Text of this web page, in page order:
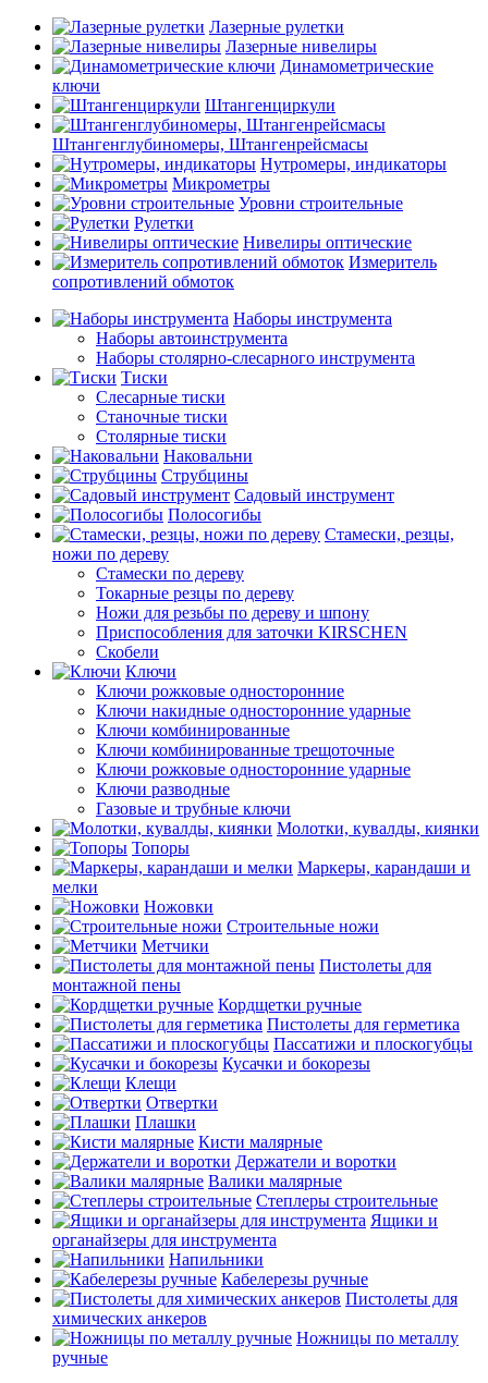
Лазерные рулетки
Лазерные нивелиры
Динамометрические
ключи
Штангенциркули
Штангенглубиномеры, Штангенрейсмасы
Нутромеры, индикаторы
Микрометры
Уровни строительные
Рулетки
Нивелиры оптические
Измеритель
сопротивлений обмоток
Наборы инструмента
Наборы автоинструмента
Наборы столярно-слесарного инструмента
Тиски
Слесарные тиски
Станочные тиски
Столярные тиски
Наковальни
Струбцины
Садовый инструмент
Полосогибы
Стамески, резцы,
ножи по дереву
Стамески по дереву
Токарные резцы по дереву
Ножи для резьбы по дереву и шпону
Приспособления для заточки KIRSCHEN
Скобели
Ключи
Ключи рожковые односторонние
Ключи накидные односторонние ударные
Ключи комбинированные
Ключи комбинированные трещоточные
Ключи рожковые односторонние ударные
Ключи разводные
Газовые и трубные ключи
Молотки, кувалды, киянки
Топоры
Маркеры, карандаши и
мелки
Ножовки
Строительные ножи
Метчики
Пистолеты для
монтажной пены
Кордщетки ручные
Пистолеты для герметика
Пассатижи и плоскогубцы
Кусачки и бокорезы
Клещи
Отвертки
Плашки
Кисти малярные
Держатели и воротки
Валики малярные
Степлеры строительные
Ящики и
органайзеры для инструмента
Напильники
Кабелерезы ручные
Пистолеты для
химических анкеров
Ножницы по металлу
ручные